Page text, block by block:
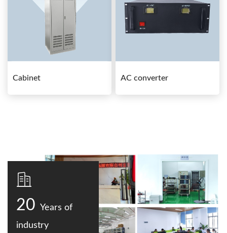
Cabinet AC converter
20 Years of
industry